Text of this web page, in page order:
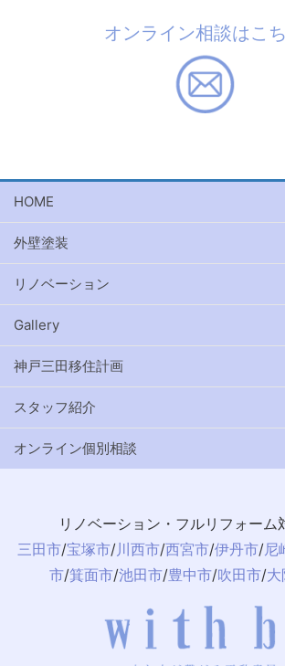
オンライン相談はこ
HOME
外壁塗装
リノベーション
Gallery
神戸三田移住計画
スタッフ紹介
オンライン個別相談
リノベーション・フルリフォーム
三田市/宝塚市/川西市/西宮市/伊丹市/尼
市/箕面市/池田市/豊中市/吹田市/